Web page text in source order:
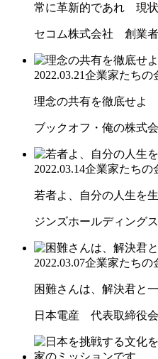
常に革新的であれ 現状
セコム株式会社 創業
2022.03.21企業家たちの
理念の共有を徹底せよ
ブックオフ・俺の株
2022.03.14企業家たちの
若者よ、自分の人生を
ジンズホールディン
2022.03.07企業家たちの
困難さんは、解決君と
日本電産 代表取締役